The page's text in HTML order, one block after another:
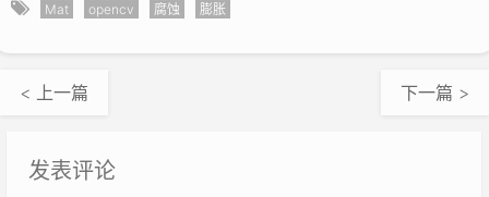
Mat opencv 腐蚀 膨胀
< 上一篇 下一篇 >
发表评论